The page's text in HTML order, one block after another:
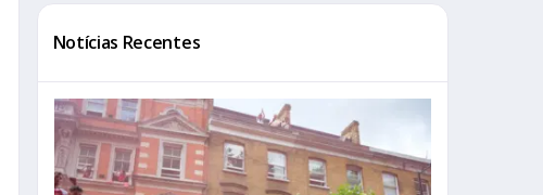
Notícias Recentes